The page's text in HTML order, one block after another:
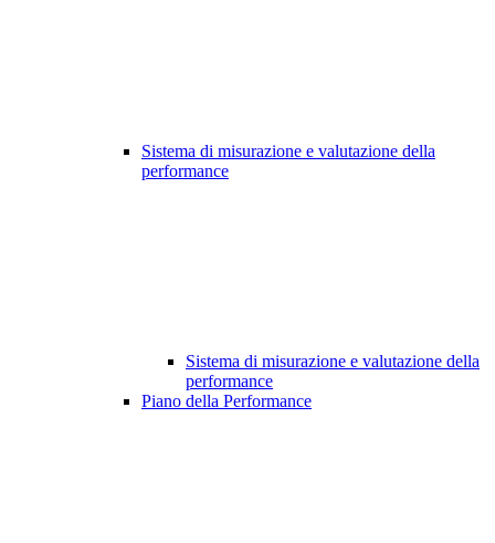
Sistema di misurazione e valutazione della
performance
Sistema di misurazione e valutazione della
performance
Piano della Performance